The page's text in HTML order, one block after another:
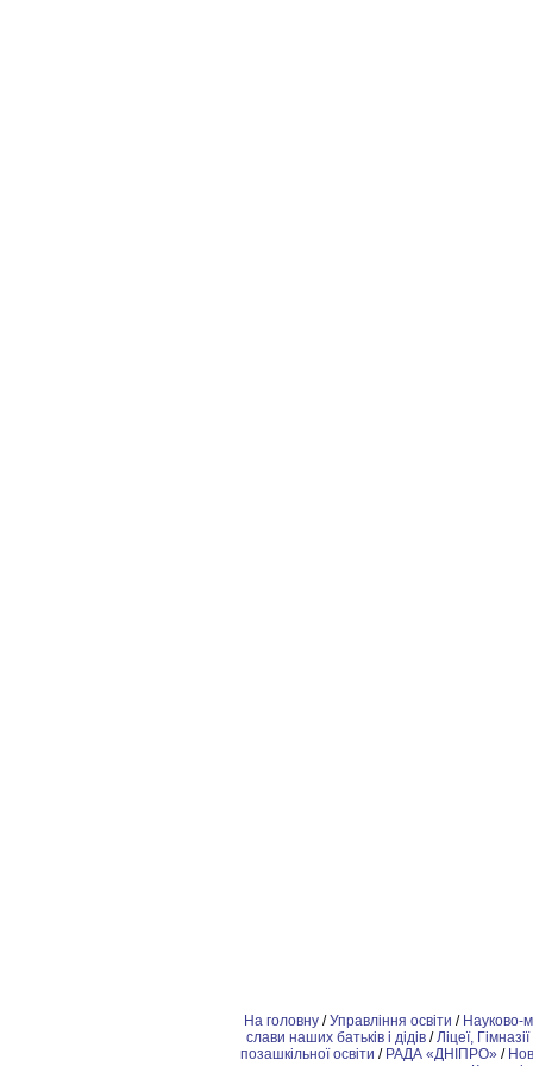
На головну /Управління освіти / Науково-
слави наших батьків і дідів/Ліцеї, Гімназії
позашкiльної освіти / РАДА «ДНІПРО» /